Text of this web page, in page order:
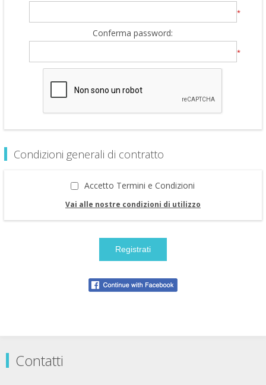
*
Conferma password:
*
Condizioni generali di contratto
Accetto Termini e Condizioni
Vai alle nostre condizioni di utilizzo
Contatti